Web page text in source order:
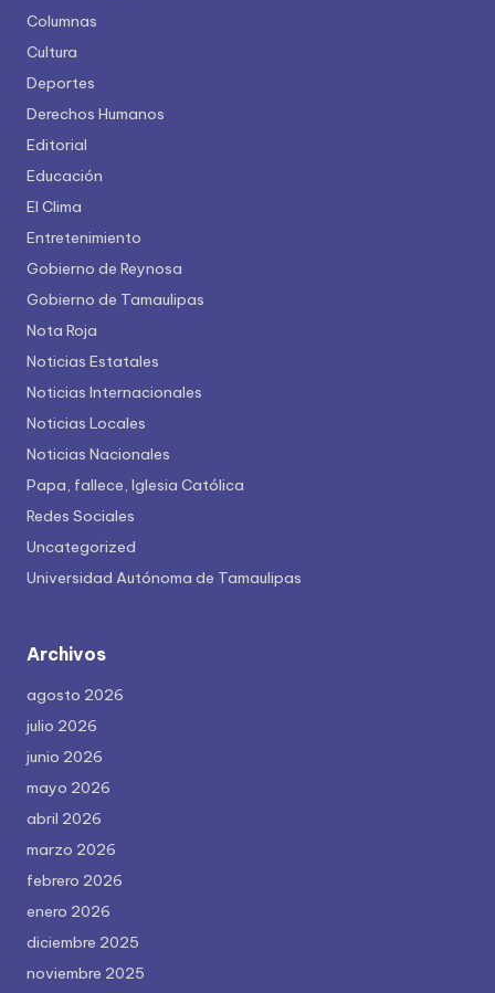
Columnas
Cultura
Deportes
Derechos Humanos
Editorial
Educación
El Clima
Entretenimiento
Gobierno de Reynosa
Gobierno de Tamaulipas
Nota Roja
Noticias Estatales
Noticias Internacionales
Noticias Locales
Noticias Nacionales
Papa, fallece, Iglesia Católica
Redes Sociales
Uncategorized
Universidad Autónoma de Tamaulipas
Archivos
agosto 2026
julio 2026
junio 2026
mayo 2026
abril 2026
marzo 2026
febrero 2026
enero 2026
diciembre 2025
noviembre 2025